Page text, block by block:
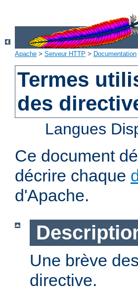
Apache > Serveur HTTP > Documentation
Termes
des
Langues
Ce document
décrire chaque
d'Apache.
Une brève
directive.